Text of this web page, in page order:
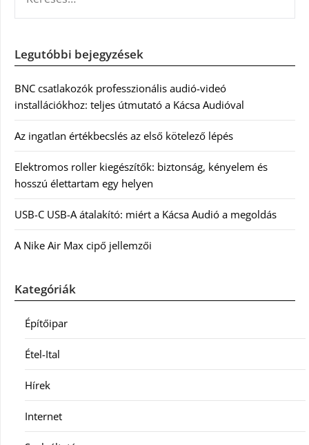
Legutóbbi bejegyzések
BNC csatlakozók professzionális audió-videó
installációkhoz: teljes útmutató a Kácsa Audióval
Az ingatlan értékbecslés az első kötelező lépés
Elektromos roller kiegészítők: biztonság, kényelem és
hosszú élettartam egy helyen
USB-C USB-A átalakító: miért a Kácsa Audió a megoldás
A Nike Air Max cipő jellemzői
Kategóriák
Építőipar
Étel-Ital
Hírek
Internet